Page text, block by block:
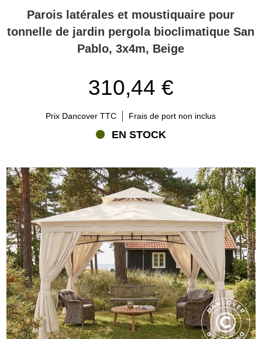
Parois latérales et moustiquaire pour
tonnelle de jardin pergola bioclimatique San
Pablo, 3x4m, Beige
310,44 €
Prix Dancover TTC Frais de port non inclus
EN STOCK